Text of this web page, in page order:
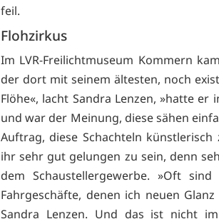
feil.
Flohzirkus
Im LVR-Freilichtmuseum Kommern
der dort mit seinem ältesten, noch
Flöhe«, lacht Sandra Lenzen, »hatte
und war der Meinung, diese sähen
Auftrag, diese Schachteln
ihr sehr gut gelungen zu sein, denn
dem Schaustellergewerbe. »Oft
Fahrgeschäfte, denen ich neuen
Sandra Lenzen. Und das ist nicht